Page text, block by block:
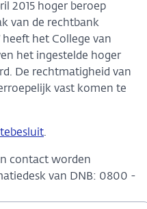
2015 hoger beroep
van de rechtbank
heeft het College van
het ingestelde hoger
De rechtmatigheid van
vast komen te
.
contact worden
van DNB: 0800 -